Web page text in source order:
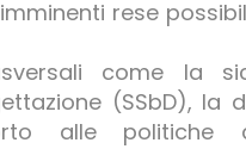
rese
come la
(SSbD), la
alle politiche